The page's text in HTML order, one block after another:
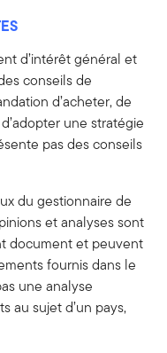
d’intérêt général et
conseils de
d’acheter, de
une stratégie
pas des conseils
du gestionnaire de
et analyses sont
document et peuvent
fournis dans le
une analyse
au sujet d’un pays,